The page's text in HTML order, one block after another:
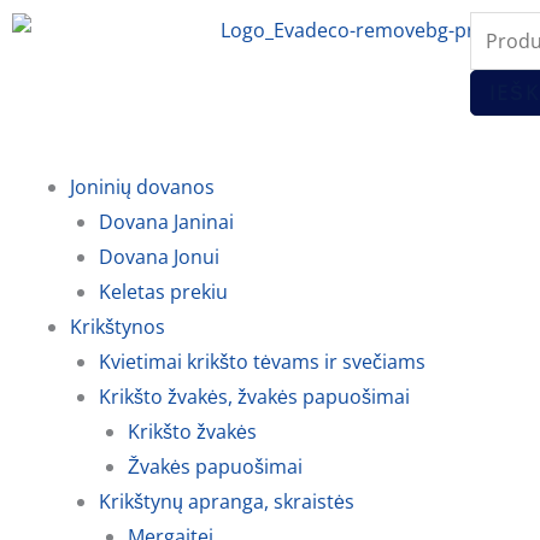
Pereiti
search
Joninių dovanos
Dovana Janinai
Dovana Jonui
Keletas prekiu
Krikštynos
Kvietimai krikšto tėvams ir svečiams
Krikšto žvakės, žvakės papuošimai
Krikšto žvakės
Žvakės papuošimai
Krikštynų apranga, skraistės